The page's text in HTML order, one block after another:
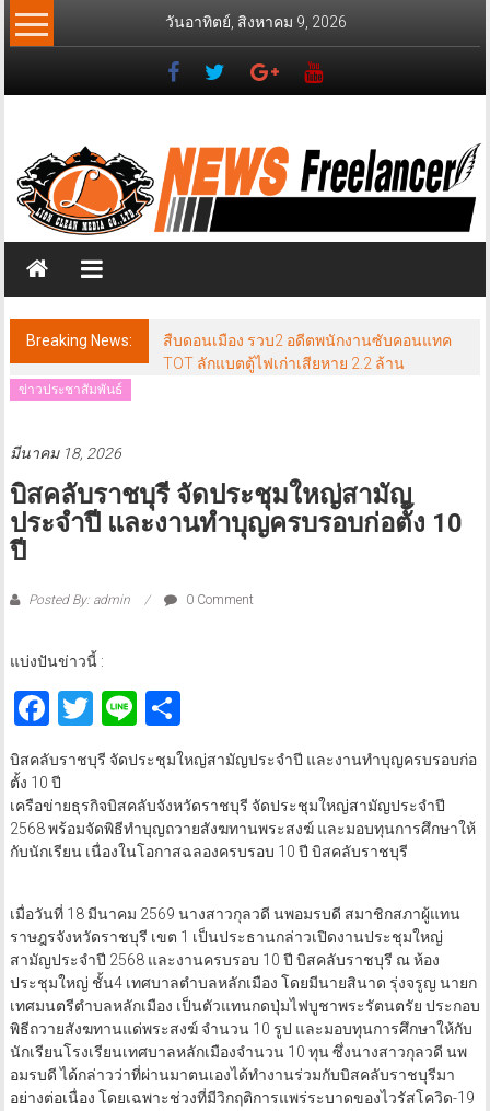
Skip
to
วันอาทิตย์, สิงหาคม 9, 2026
News
Freelancer
วส์
ฟรี
แลน
เซอร์
Breaking News:
สืบดอนเมือง รวบ2 อดีตพนักงานซับคอนแทค
TOT ลักแบตตู้ไฟเก่าเสียหาย 2.2 ล้าน
ข่าวประชาสัมพันธ์
มีนาคม 18, 2026
บิสคลับราชบุรี จัดประชุมใหญ่สามัญ
ประจำปี และงานทำบุญครบรอบก่อตั้ง 10
ปี
Posted By: admin 0 Comment
แบ่งปันข่าวนี้ :
Facebook
Twitter
LineShare
บิสคลับราชบุรี จัดประชุมใหญ่สามัญประจำปี และงานทำบุญครบรอบก่อ
ตั้ง 10 ปี
เครือข่ายธุรกิจบิสคลับจังหวัดราชบุรี จัดประชุมใหญ่สามัญประจำปี
2568 พร้อมจัดพิธีทำบุญถวายสังฆทานพระสงฆ์ และมอบทุนการศึกษาให้
กับนักเรียน เนื่องในโอกาสฉลองครบรอบ 10 ปี บิสคลับราชบุรี
เมื่อวันที่ 18 มีนาคม 2569 นางสาวกุลวดี นพอมรบดี สมาชิกสภาผู้แทน
ราษฎรจังหวัดราชบุรี เขต 1 เป็นประธานกล่าวเปิดงานประชุมใหญ่
สามัญประจำปี 2568 และงานครบรอบ 10 ปี บิสคลับราชบุรี ณ ห้อง
ประชุมใหญ่ ชั้น4 เทศบาลตำบลหลักเมือง โดยมีนายสินาด รุ่งจรูญ นายก
เทศมนตรีตำบลหลักเมือง เป็นตัวแทนกดปุ่มไฟบูชาพระรัตนตรัย ประกอบ
พิธีถวายสังฆทานแด่พระสงฆ์ จำนวน 10 รูป และมอบทุนการศึกษาให้กับ
นักเรียนโรงเรียนเทศบาลหลักเมืองจำนวน 10 ทุน ซึ่งนางสาวกุลวดี นพ
อมรบดี ได้กล่าวว่าที่ผ่านมาตนเองได้ทำงานร่วมกับบิสคลับราชบุรีมา
อย่างต่อเนื่อง โดยเฉพาะช่วงที่มีวิกฤติการแพร่ระบาดของไวรัสโควิด-19